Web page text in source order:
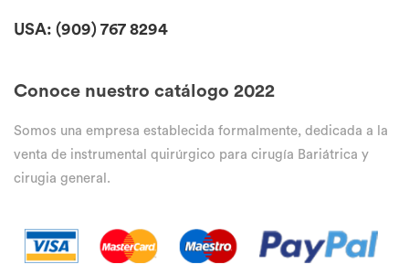
USA: (909) 767 8294
Conoce nuestro catálogo 2022
Somos una empresa establecida formalmente, dedicada a la
venta de instrumental quirúrgico para cirugía Bariátrica y
cirugia general.